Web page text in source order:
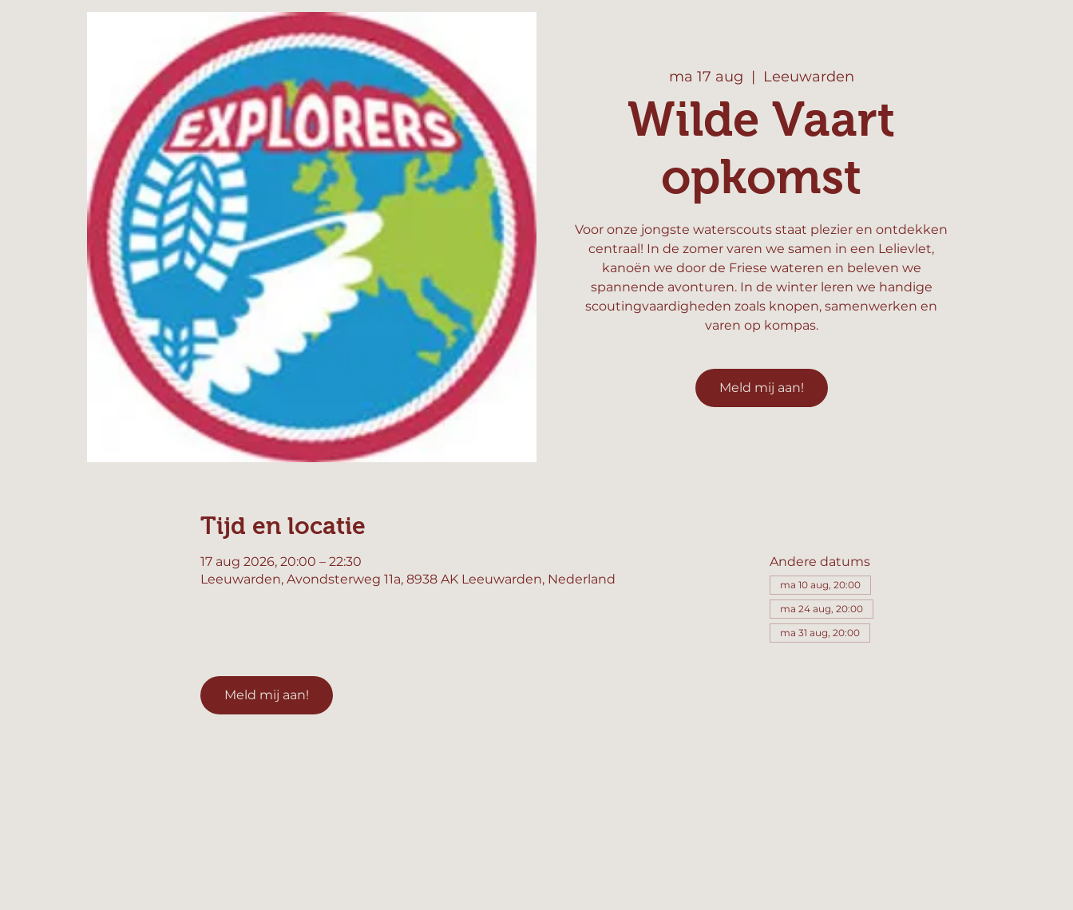
ma 17 aug
  |
Leeuwarden
Wilde Vaart
opkomst
Voor onze jongste waterscouts staat plezier en ontdekken
centraal! In de zomer varen we samen in een Lelievlet,
kanoën we door de Friese wateren en beleven we
spannende avonturen. In de winter leren we handige
scoutingvaardigheden zoals knopen, samenwerken en
varen op kompas.
Meld mij aan!
Tijd en locatie
17 aug 2026, 20:00 – 22:30
Leeuwarden, Avondsterweg 11a, 8938 AK Leeuwarden, Nederland
Andere datums
ma 10 aug, 20:00
ma 24 aug, 20:00
ma 31 aug, 20:00
Meld mij aan!